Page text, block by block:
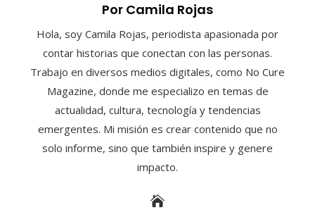
Por Camila Rojas
Hola, soy Camila Rojas, periodista apasionada por
contar historias que conectan con las personas.
Trabajo en diversos medios digitales, como No Cure
Magazine, donde me especializo en temas de
actualidad, cultura, tecnología y tendencias
emergentes. Mi misión es crear contenido que no
solo informe, sino que también inspire y genere
impacto.